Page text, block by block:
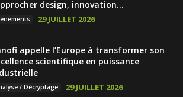
design, innovation...
29 JUILLET 2026
appelle l’Europe à transformer son
scientifique en puissance
/ Décryptage 29 JUILLET 2026